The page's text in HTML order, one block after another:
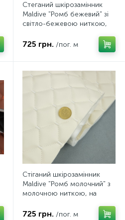
Стеганий шкірозамінник
Maldive "Ромб бежевий" зі
світло-бежевою ниткою,
ширина 1,35м Туреччина
725 грн. /пог. м
Стіганий шкірозамінник
Maldive "Ромб молочний" з
молочною ниткою, на
1,35м Туреччина
725 грн. /пог. м